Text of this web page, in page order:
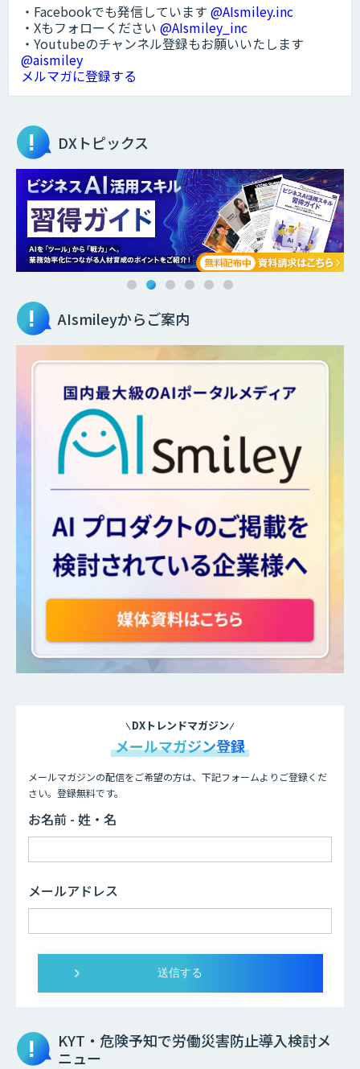
・Facebookでも発信しています @AIsmiley.inc
・Xもフォローください @AIsmiley_inc
・Youtubeのチャンネル登録もお願いいたします
@aismiley
メルマガに登録する
DXトピックス
AIsmileyからご案内
DXトレンドマガジン
メールマガジン登録
メールマガジンの配信をご希望の方は、下記フォームよりご登録くだ
さい。登録無料です。
お名前 - 姓・名
メールアドレス
KYT・危険予知で労働災害防止導入検討メ
ニュー